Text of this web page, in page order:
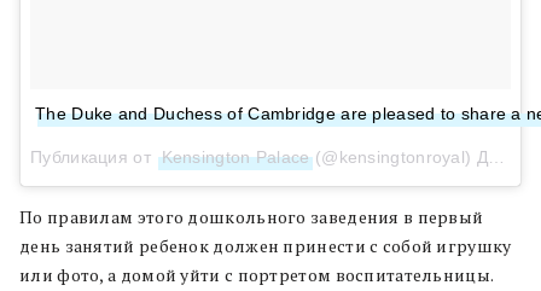
The Duke and Duchess of Cambridge are pleased to share a
Публикация от Kensington Palace(@kensingtonroyal) Дек 18 2017 в 3:25 PST
По правилам этого дошкольного заведения в первый
день занятий ребенок должен принести с собой игрушку
или фото, а домой уйти с портретом воспитательницы.